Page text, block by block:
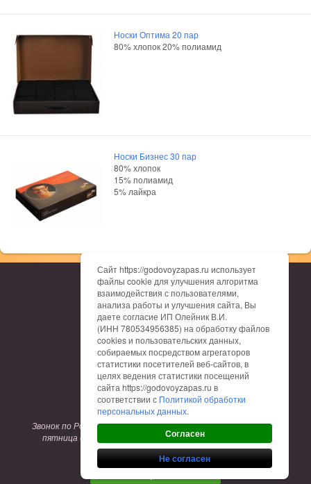
Носки Оптима 20 пар
80% хлопок 20% полиамид
Носки Бизнес 30 пар
80% хлопок
15% полиамид
5% лайкра
О нас
Каталог
Доставка
Оплата
Гарантия
Отзывы
Контакты
Таблица размеров
8 (800) 775-12-62
Звонок по России бесплатный. Режим работы: понедельник-
пятница с 9:00 до 17:00. Заказы на сайте принимаются
круглосуточно.
Сайт https://godovoyzapas.ru использует
файлы cookie для улучшения алгоритма
взаимодействия с пользователями,
анализа работы и улучшения сайта, Вы
даете согласие ИП Олейник В.И.
(ИНН 780534956385) на обработку файлов
cookies и пользовательских данных,
собираемых посредством агрегаторов
статистики посетителей веб-сайтов, в
целях ведения статистики посещений
сайта https://godovoyzapas.ru в
соответствии с Политикой обработки
персональных данных.
Согласен
Не согласен